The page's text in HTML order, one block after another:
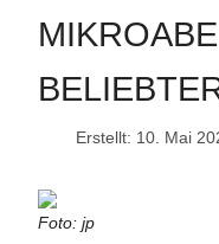
Erstellt: 10. Mai
Foto: jp